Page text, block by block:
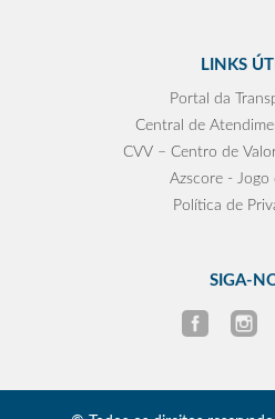
LINKS
Portal da
Central de
CVV – Centro de
Azscore - Jogo
Política de
SIGA-